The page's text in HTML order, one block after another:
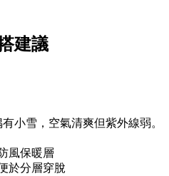
建議
小雪，空氣清爽但紫外線弱。
風保暖層
於分層穿脫